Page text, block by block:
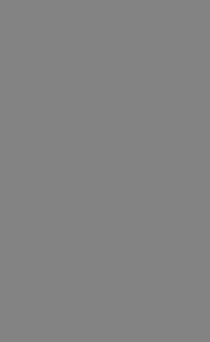
με τον τρόπο
ιστότοπο και
που μπορεί να
χρήστης πριν
με την
δεδομένα
με διάφορες
ότι
τιμώνται σε